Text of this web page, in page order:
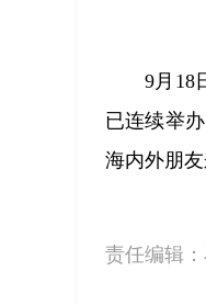
9月18
已连续举
海内外朋友
责任编辑：